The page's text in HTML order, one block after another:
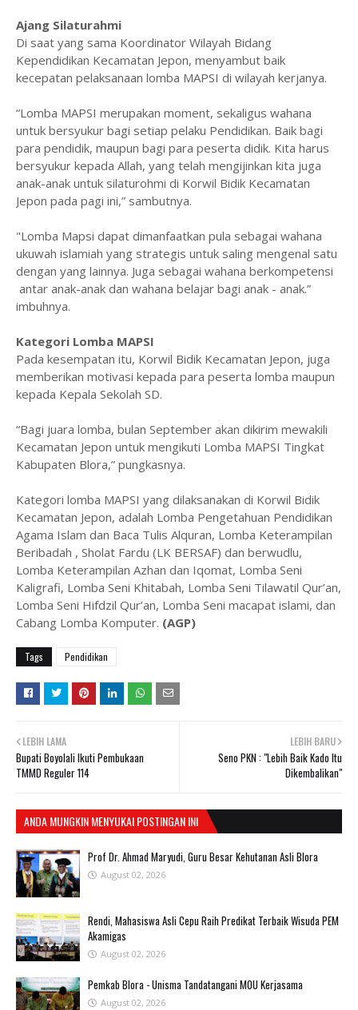
Ajang Silaturahmi
Di saat yang sama Koordinator Wilayah Bidang
Kependidikan Kecamatan Jepon, menyambut baik
kecepatan pelaksanaan lomba MAPSI di wilayah kerjanya.
“Lomba MAPSI merupakan moment, sekaligus wahana
untuk bersyukur bagi setiap pelaku Pendidikan. Baik bagi
para pendidik, maupun bagi para peserta didik. Kita harus
bersyukur kepada Allah, yang telah mengijinkan kita juga
anak-anak untuk silaturohmi di Korwil Bidik Kecamatan
Jepon pada pagi ini,” sambutnya.
"Lomba Mapsi dapat dimanfaatkan pula sebagai wahana
ukuwah islamiah yang strategis untuk saling mengenal satu
dengan yang lainnya. Juga sebagai wahana berkompetensi
antar anak-anak dan wahana belajar bagi anak - anak.”
imbuhnya.
Kategori Lomba MAPSI
Pada kesempatan itu, Korwil Bidik Kecamatan Jepon, juga
memberikan motivasi kepada para peserta lomba maupun
kepada Kepala Sekolah SD.
“Bagi juara lomba, bulan September akan dikirim mewakili
Kecamatan Jepon untuk mengikuti Lomba MAPSI Tingkat
Kabupaten Blora,” pungkasnya.
Kategori lomba MAPSI yang dilaksanakan di Korwil Bidik
Kecamatan Jepon, adalah Lomba Pengetahuan Pendidikan
Agama Islam dan Baca Tulis Alquran, Lomba Keterampilan
Beribadah , Sholat Fardu (LK BERSAF) dan berwudlu,
Lomba Keterampilan Azhan dan Iqomat, Lomba Seni
Kaligrafi, Lomba Seni Khitabah, Lomba Seni Tilawatil Qur’an,
Lomba Seni Hifdzil Qur’an, Lomba Seni macapat islami, dan
Cabang Lomba Komputer. (AGP)
Tags Pendidikan
LEBIH BARU
Seno PKN : "Lebih Baik Kado Itu
Dikembalikan"
LEBIH LAMA
Bupati Boyolali Ikuti Pembukaan
TMMD Reguler 114
ANDA MUNGKIN MENYUKAI POSTINGAN INI
Prof Dr. Ahmad Maryudi, Guru Besar Kehutanan Asli Blora
August 02, 2026
Rendi, Mahasiswa Asli Cepu Raih Predikat Terbaik Wisuda PEM
Akamigas
August 02, 2026
Pemkab Blora - Unisma Tandatangani MOU Kerjasama
August 02, 2026